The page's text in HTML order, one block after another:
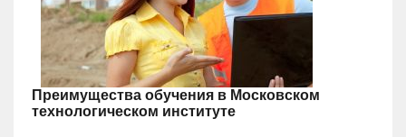
Преимущества обучения в Московском
технологическом институте